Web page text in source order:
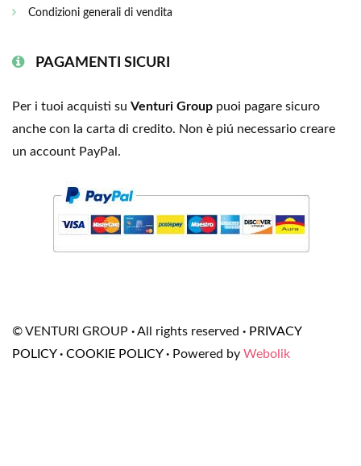
Condizioni generali di vendita
PAGAMENTI SICURI
Per i tuoi acquisti su Venturi Group puoi pagare sicuro
anche con la carta di credito. Non è piú necessario creare
un account PayPal.
© VENTURI GROUP ·All rights reserved · PRIVACY
POLICY · COOKIE POLICY · Powered by Webolik